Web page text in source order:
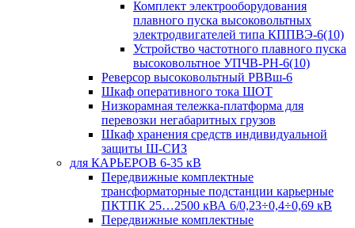
Комплект электрооборудования
плавного пуска высоковольтных
электродвигателей типа КППВЭ-6(10)
Устройство частотного плавного пуска
высоковольтное УПЧВ-РН-6(10)
Реверсор высоковольтный РВВш-6
Шкаф оперативного тока ШОТ
Низкорамная тележка-платформа для
перевозки негабаритных грузов
Шкаф хранения средств индивидуальной
защиты Ш-СИЗ
для КАРЬЕРОВ 6-35 кВ
Передвижные комплектные
трансформаторные подстанции карьерные
ПКТПК 25…2500 кВА 6/0,23÷0,4÷0,69 кВ
Передвижные комплектные